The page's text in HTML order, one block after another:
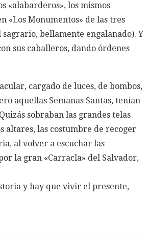
«alabarderos», los mismos
«Los Monumentos» de las tres
bellamente engalanado). Y
sus caballeros, dando órdenes
cargado de luces, de bombos,
aquellas Semanas Santas, tenían
sobraban las grandes telas
altares, las costumbre de recoger
al volver a escuchar las
la gran «Carracla» del Salvador,
y hay que vivir el presente,